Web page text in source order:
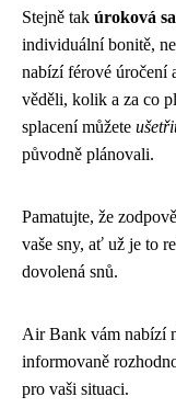
Stejně tak úroková
individuální bonitě,
nabízí férové úročení
věděli, kolik a za co
splacení můžete
původně plánovali.
Pamatujte, že
vaše sny, ať už je to
dovolená snů.
Air Bank vám nabízí
informovaně
pro vaši situaci.